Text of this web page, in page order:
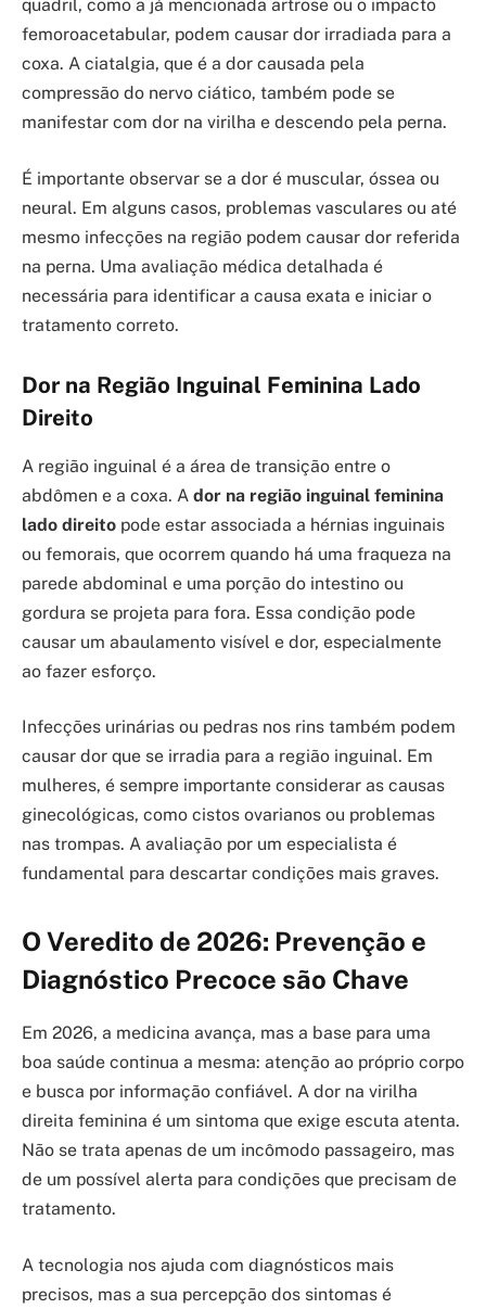
quadril, como a já mencionada artrose ou o impacto
femoroacetabular, podem causar dor irradiada para a
coxa. A ciatalgia, que é a dor causada pela
compressão do nervo ciático, também pode se
manifestar com dor na virilha e descendo pela perna.
É importante observar se a dor é muscular, óssea ou
neural. Em alguns casos, problemas vasculares ou até
mesmo infecções na região podem causar dor referida
na perna. Uma avaliação médica detalhada é
necessária para identificar a causa exata e iniciar o
tratamento correto.
Dor na Região Inguinal Feminina Lado
Direito
A região inguinal é a área de transição entre o
abdômen e a coxa. A dor na região inguinal feminina
lado direito pode estar associada a hérnias inguinais
ou femorais, que ocorrem quando há uma fraqueza na
parede abdominal e uma porção do intestino ou
gordura se projeta para fora. Essa condição pode
causar um abaulamento visível e dor, especialmente
ao fazer esforço.
Infecções urinárias ou pedras nos rins também podem
causar dor que se irradia para a região inguinal. Em
mulheres, é sempre importante considerar as causas
ginecológicas, como cistos ovarianos ou problemas
nas trompas. A avaliação por um especialista é
fundamental para descartar condições mais graves.
O Veredito de 2026: Prevenção e
Diagnóstico Precoce são Chave
Em 2026, a medicina avança, mas a base para uma
boa saúde continua a mesma: atenção ao próprio corpo
e busca por informação confiável. A dor na virilha
direita feminina é um sintoma que exige escuta atenta.
Não se trata apenas de um incômodo passageiro, mas
de um possível alerta para condições que precisam de
tratamento.
A tecnologia nos ajuda com diagnósticos mais
precisos, mas a sua percepção dos sintomas é